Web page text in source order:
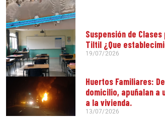
Suspensión de
Tiltil ¿Que
19/07/2026
Huertos Familiares:
domicilio, apuñalan a
a la vivienda.
13/07/2026